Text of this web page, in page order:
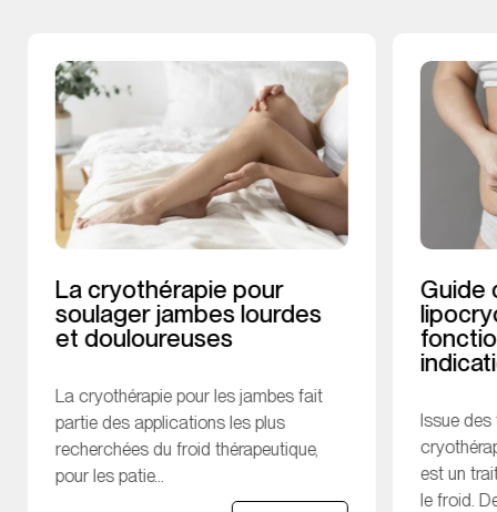
La cryothérapie pour
soulager jambes lourdes
et douloureuses
La cryothérapie pour les jambes fait
partie des applications les plus
recherchées du froid thérapeutique,
pour les patie...
Guide
Issue
est un
le froid.